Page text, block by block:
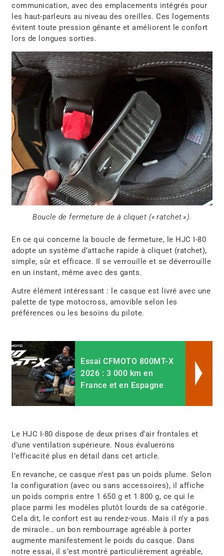
communication, avec des emplacements intégrés pour
les haut-parleurs au niveau des oreilles. Ces logements
évitent toute pression gênante et améliorent le confort
lors de longues sorties.
Boucle de fermeture de à cliquet (« ratchet »).
En ce qui concerne la boucle de fermeture, le HJC I-80
adopte un système d’attache rapide à cliquet (ratchet),
simple, sûr et efficace. Il se verrouille et se déverrouille
en un instant, même avec des gants.
Autre élément intéressant : le casque est livré avec une
palette de type motocross, amovible selon les
préférences ou les besoins du pilote.
Essai CFMOTO 800MT-X
2026 : 3 000 km en
France et en Espagne
Le HJC I-80 dispose de deux prises d’air frontales et
d’une ventilation supérieure. Nous évaluerons
l’efficacité plus en détail dans cet article.
En revanche, ce casque n’est pas un poids plume. Selon
la configuration (avec ou sans accessoires), il affiche
un poids compris entre 1 650 g et 1 800 g, ce qui le
place parmi les modèles plutôt lourds de sa catégorie.
Cela dit, le confort est au rendez-vous. Mais il n’y a pas
de miracle… un bon rembourrage agréable à porter
augmente manifestement le poids du casque. Dans
notre essai, il s’est montré particulièrement agréable,